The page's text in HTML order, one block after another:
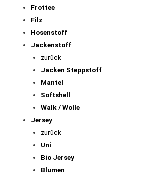
Frottee
Filz
Hosenstoff
Jackenstoff
zurück
Jacken Steppstoff
Mantel
Softshell
Walk / Wolle
Jersey
zurück
Uni
Bio Jersey
Blumen